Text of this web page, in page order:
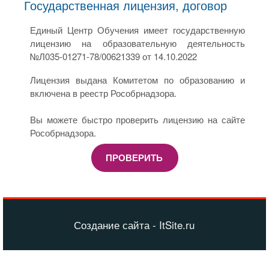
Государственная лицензия, договор
Единый Центр Обучения имеет государственную
лицензию на образовательную деятельность
№Л035-01271-78/00621339 от 14.10.2022
Лицензия выдана Комитетом по образованию и
включена в реестр Рособрнадзора.
Вы можете быстро проверить лицензию на сайте
Рособрнадзора.
ПРОВЕРИТЬ
Создание сайта - ItSite.ru